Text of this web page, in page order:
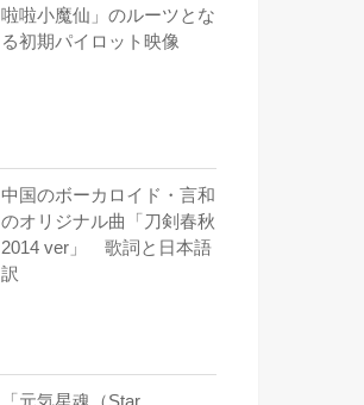
啦啦小魔仙」のルーツとな
る初期パイロット映像
中国のボーカロイド・言和
のオリジナル曲「刀剣春秋
2014 ver」 歌詞と日本語
訳